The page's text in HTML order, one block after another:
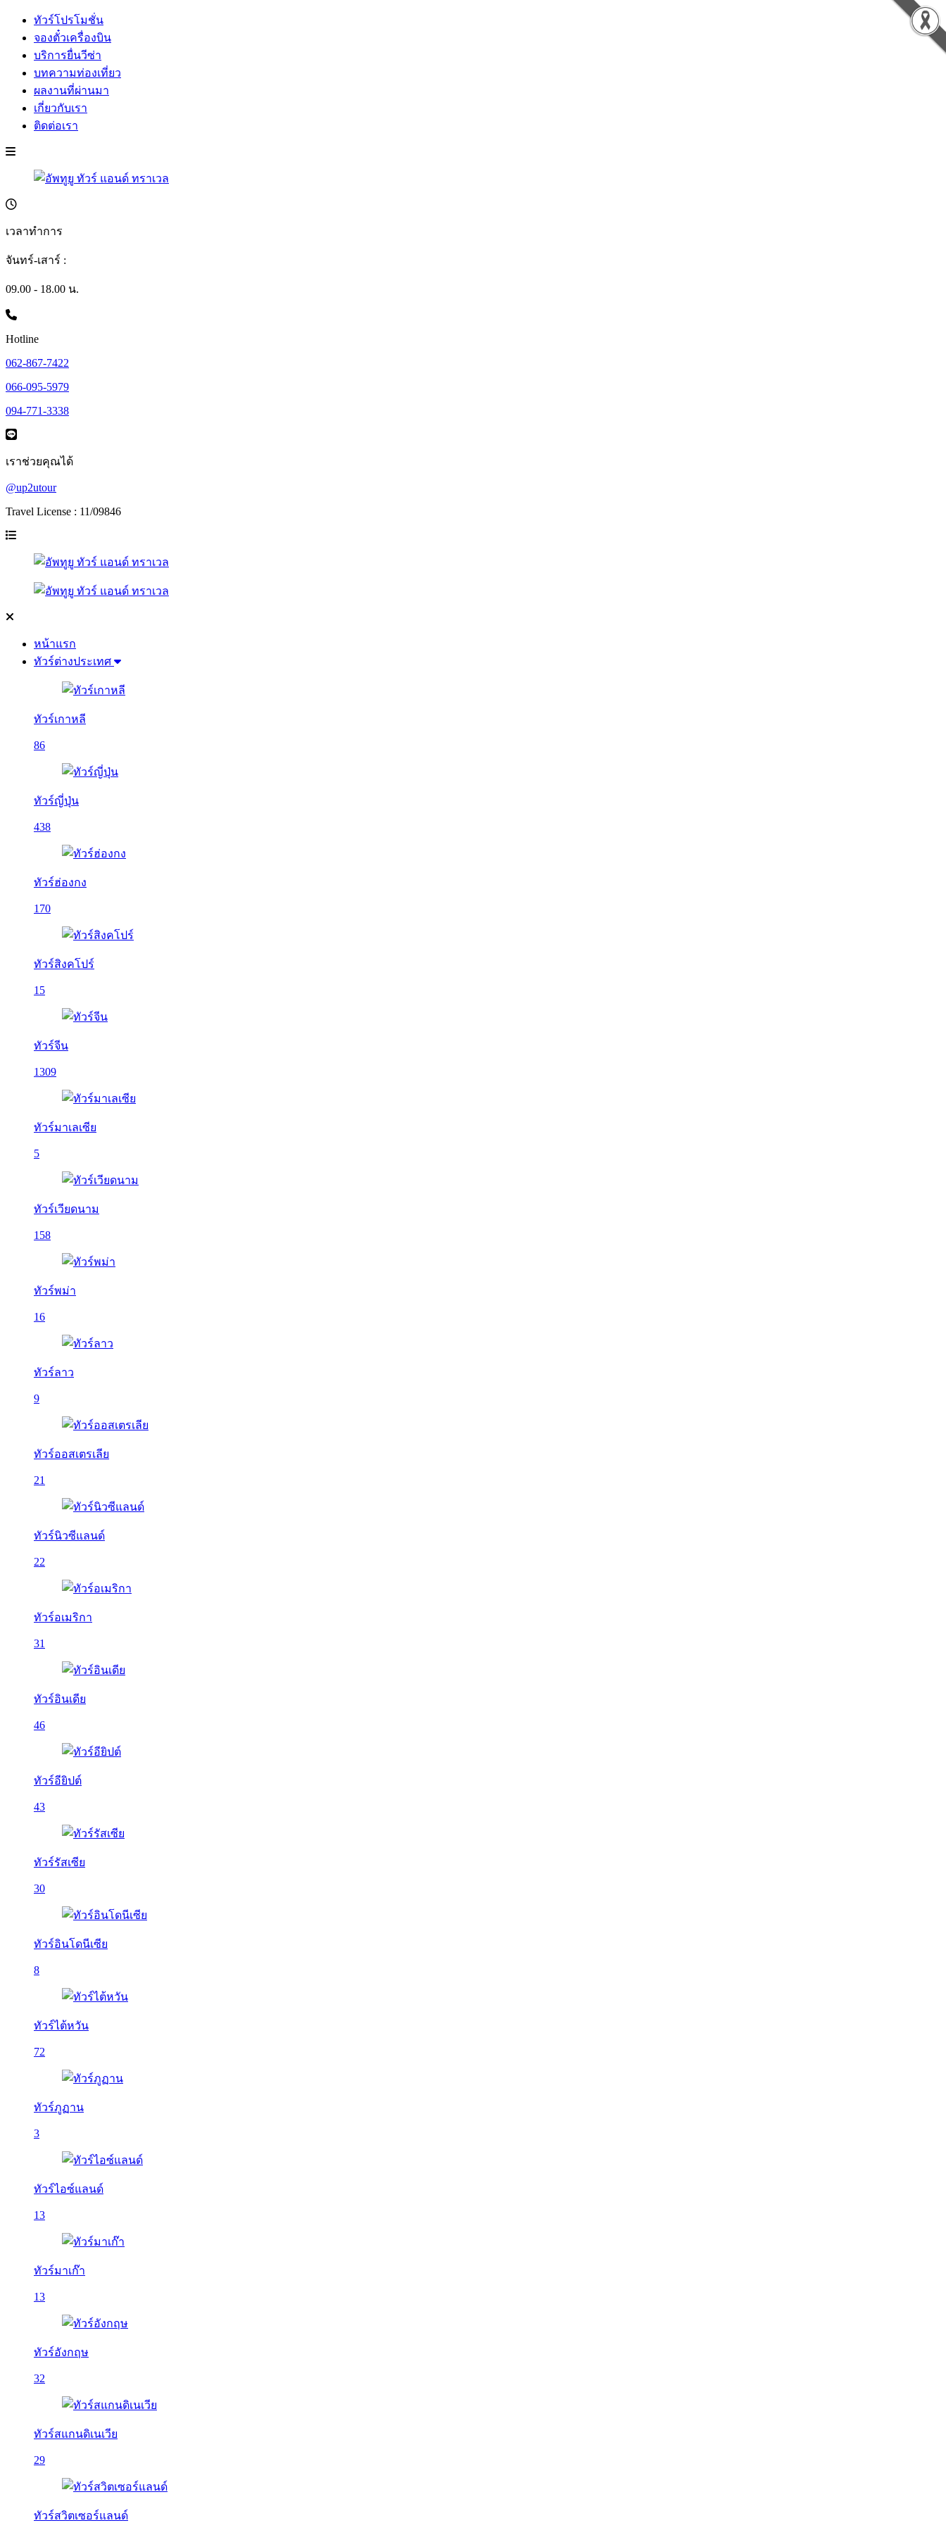
ทัวร์โปรโมชั่น
จองตั๋วเครื่องบิน
บริการยื่นวีซ่า
บทความท่องเที่ยว
ผลงานที่ผ่านมา
เกี่ยวกับเรา
ติดต่อเรา
เวลาทำการ
จันทร์-เสาร์ :
09.00 - 18.00 น.
Hotline
062-867-7422
066-095-5979
094-771-3338
เราช่วยคุณได้
@up2utour
Travel License : 11/09846
หน้าแรก
ทัวร์ต่างประเทศ
ทัวร์เกาหลี
86
ทัวร์ญี่ปุ่น
438
ทัวร์ฮ่องกง
170
ทัวร์สิงคโปร์
15
ทัวร์จีน
1309
ทัวร์มาเลเซีย
5
ทัวร์เวียดนาม
158
ทัวร์พม่า
16
ทัวร์ลาว
9
ทัวร์ออสเตรเลีย
21
ทัวร์นิวซีแลนด์
22
ทัวร์อเมริกา
31
ทัวร์อินเดีย
46
ทัวร์อียิปต์
43
ทัวร์รัสเซีย
30
ทัวร์อินโดนีเซีย
8
ทัวร์ไต้หวัน
72
ทัวร์ภูฏาน
3
ทัวร์ไอซ์แลนด์
13
ทัวร์มาเก๊า
13
ทัวร์อังกฤษ
32
ทัวร์สแกนดิเนเวีย
29
ทัวร์สวิตเซอร์แลนด์